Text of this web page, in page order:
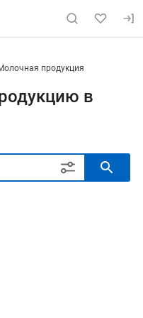
продукция
в